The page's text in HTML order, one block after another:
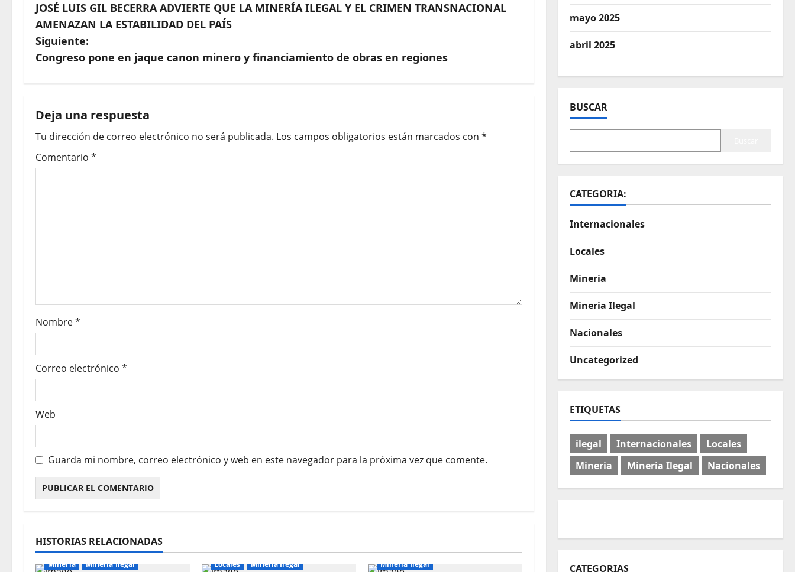
JOSÉ LUIS GIL BECERRA ADVIERTE QUE LA MINERÍA ILEGAL Y EL CRIMEN TRANSNACIONAL
AMENAZAN LA ESTABILIDAD DEL PAÍS
Siguiente:
Congreso pone en jaque canon minero y financiamiento de obras en regiones
Deja una respuesta
Tu dirección de correo electrónico no será publicada. Los campos obligatorios están marcados con *
Comentario *
Nombre*
Correo electrónico *
Web
Guarda mi nombre, correo electrónico y web en este navegador para la próxima vez que comente.
HISTORIAS RELACIONADAS
Mineria Mineria Ilegal Locales Mineria Ilegal Mineria Ilegal
mayo 2025
abril 2025
BUSCAR
CATEGORIA:
Internacionales
Locales
Mineria
Mineria Ilegal
Nacionales
Uncategorized
ETIQUETAS
ilegal Internacionales
Locales
Mineria
Mineria Ilegal Nacionales
CATEGORIAS